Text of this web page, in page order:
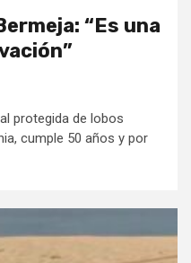
“Es una
protegida de lobos
cumple 50 años y por